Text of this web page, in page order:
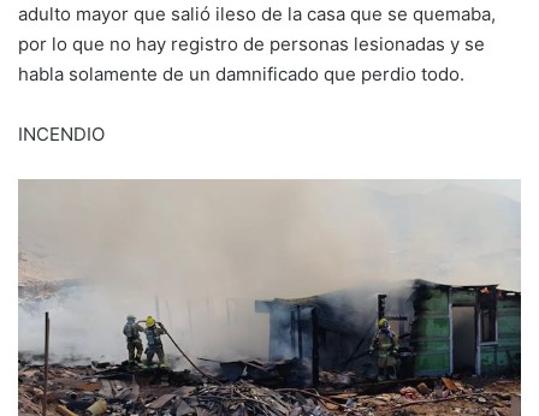
adulto mayor que salió ileso de la casa que se quemaba,
por lo que no hay registro de personas lesionadas y se
habla solamente de un damnificado que perdio todo.
INCENDIO